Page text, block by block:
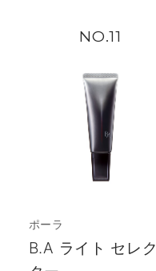
11
ポーラ
B.A ライト セレク